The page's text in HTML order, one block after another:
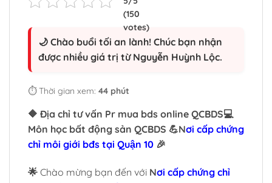
🌙 Chào buổi tối an lành! Chúc bạn nhận
được nhiều giá trị từ Nguyễn Huỳnh Lộc.
⏱️ Thời gian xem: 44 phút
🔶 Địa chỉ tư vấn Pr mua bds online QCBDS💻
Môn học bất động sản QCBDS 💪Nơi cấp chứng
chỉ môi giới bđs tại Quận 10 🎉
🌟 Chào mừng bạn đến với Nơi cấp chứng chỉ